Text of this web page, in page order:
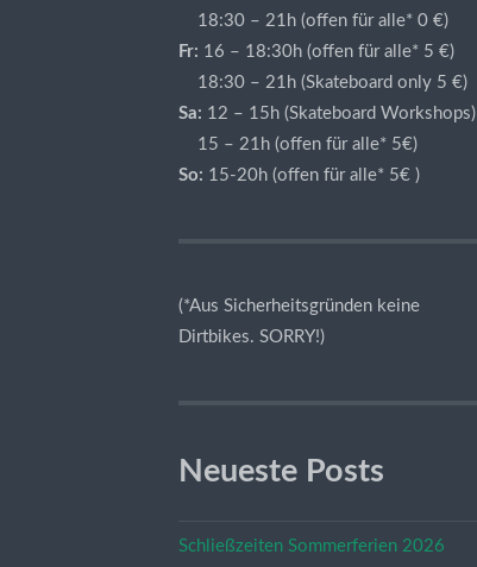
18:30 – 21h (offen für alle* 0 €)
Fr: 16 – 18:30h (offen für alle* 5 €)
18:30 – 21h (Skateboard only 5 €)
Sa: 12 – 15h (Skateboard Workshops)
15 – 21h (offen für alle* 5€)
So: 15-20h (offen für alle* 5€ )
(*Aus Sicherheitsgründen keine
Dirtbikes. SORRY!)
Neueste Posts
Schließzeiten Sommerferien 2026